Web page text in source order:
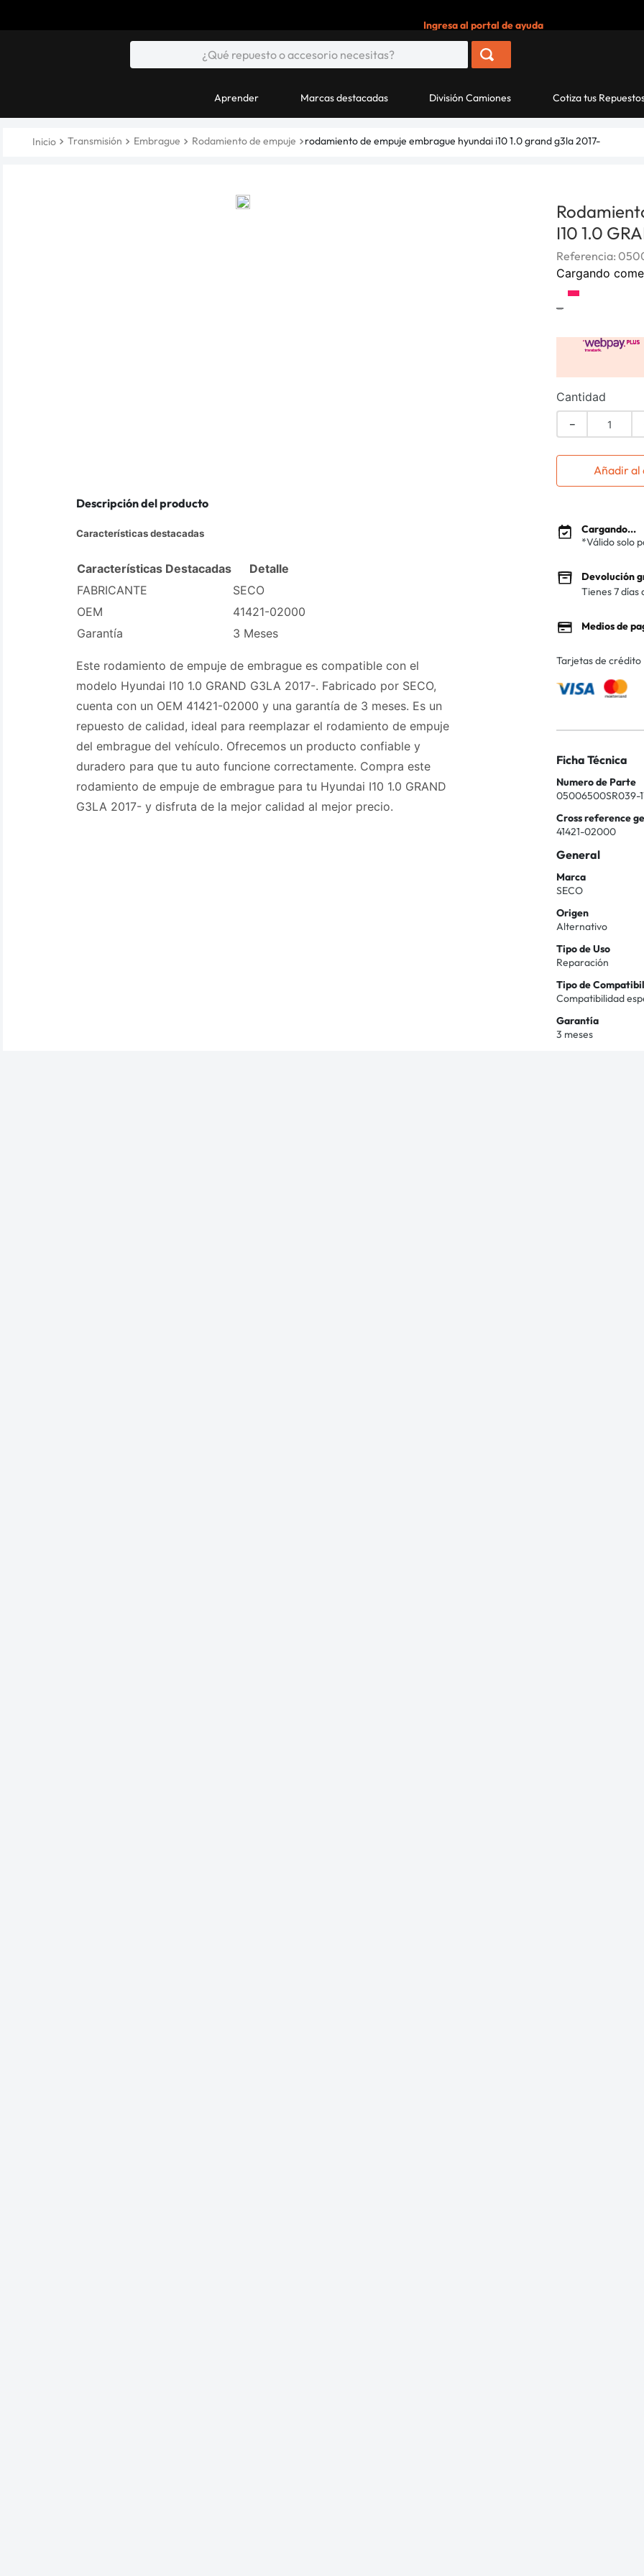
Ingresa al portal de ayuda
Aprender Marcas destacadas División Camiones Cotiza tus
Transmisión Embrague Rodamiento de empuje rodamiento de empuje embrague hyundai i10 1.0 grand g3la 2017-
Descripción del producto
Características destacadas
Características Destacadas
Detalle
FABRICANTE
SECO
OEM
41421-02000
Garantía
3 Meses
Este rodamiento de empuje de embrague es compatible con el
modelo Hyundai I10 1.0 GRAND G3LA 2017-. Fabricado por SECO,
cuenta con un OEM 41421-02000 y una garantía de 3 meses. Es un
repuesto de calidad, ideal para reemplazar el rodamiento de empuje
del embrague del vehículo. Ofrecemos un producto confiable y
duradero para que tu auto funcione correctamente. Compra este
rodamiento de empuje de embrague para tu Hyundai I10 1.0 GRAND
G3LA 2017- y disfruta de la mejor calidad al mejor precio.
I10 1.0
Referencia:
Cargando
-
Cantidad
－
Añadir
Cargando...
*Válido solo
Devolución
Tienes 7 días
Medios de
Tarjetas de crédito
Ficha Técnica
Numero de Parte
05006500SR039-
Cross reference
41421-02000
General
Marca
SECO
Origen
Alternativo
Tipo de Uso
Reparación
Tipo de
Compatibilidad
Garantía
3 meses